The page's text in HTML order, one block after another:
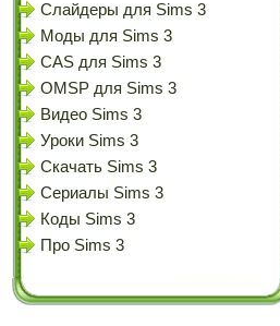
Слайдеры для Sims 3
Моды для Sims 3
CAS для Sims 3
OMSP для Sims 3
Видео Sims 3
Уроки Sims 3
Скачать Sims 3
Сериалы Sims 3
Коды Sims 3
Про Sims 3